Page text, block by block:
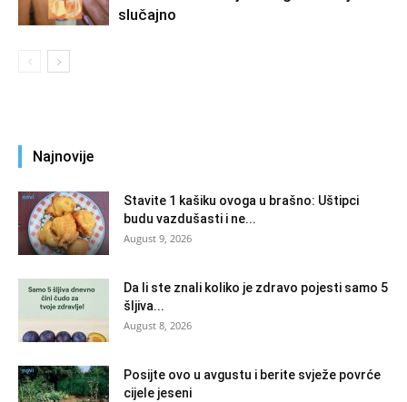
slučajno
Najnovije
Stavite 1 kašiku ovoga u brašno: Uštipci
budu vazdušasti i ne...
August 9, 2026
Da li ste znali koliko je zdravo pojesti samo 5
šljiva...
August 8, 2026
Posijte ovo u avgustu i berite svježe povrće
cijele jeseni